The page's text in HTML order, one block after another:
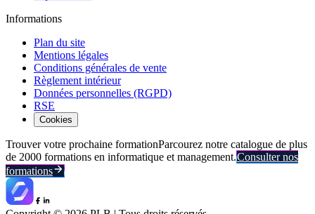
Informations
Plan du site
Mentions légales
Conditions générales de vente
Règlement intérieur
Données personnelles (RGPD)
RSE
Cookies
Trouver votre prochaine formationParcourez notre catalogue de plus
de 2000 formations en informatique et management.Consulter nos
formations